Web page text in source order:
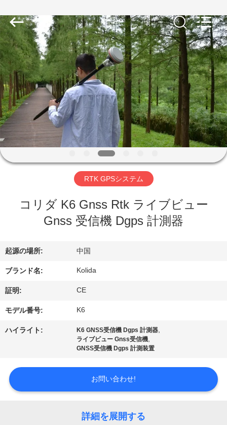
家
プ
ロ
ダ
ク
に
つ
い
て
旅
Electronic
Technology
Co.,Ltd
Ltd..
All
Rights
Reserved.
RTK GPSシステム
コリダ K6 Gnss Rtk ライブビュー
Gnss 受信機 Dgps 計測器
起源の場所: 中国
ブランド名: Kolida
証明: CE
モデル番号: K6
ハイライト: K6 GNSS受信機 Dgps 計測器,
ライブビュー Gnss受信機,
GNSS受信機 Dgps 計測装置
お問い合わせ!
詳細を展開する